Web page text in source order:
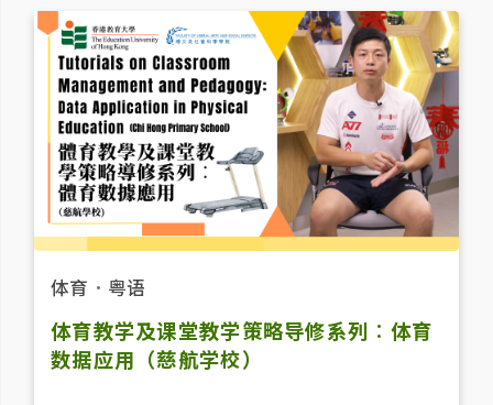
体育 ． 粤语
体育教学及课堂教学策略导修系列︰体育
数据应用（慈航学校）